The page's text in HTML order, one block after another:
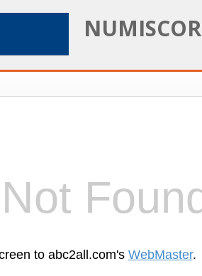
NUMISCOR